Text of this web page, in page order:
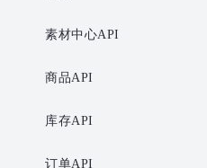
素材中心API
商品API
库存API
订单API